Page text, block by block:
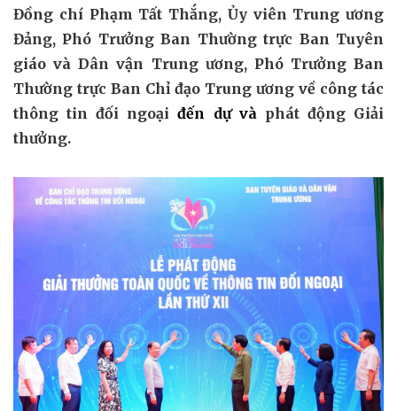
Đồng chí Phạm Tất Thắng, Ủy viên Trung ương
Đảng, Phó Trưởng Ban Thường trực Ban Tuyên
giáo và Dân vận Trung ương, Phó Trưởng Ban
Thường trực Ban Chỉ đạo Trung ương về công tác
thông tin đối ngoại đến dự và phát động Giải
thưởng.